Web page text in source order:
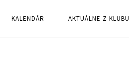
KALENDÁR AKTUÁLNE Z KLUBU